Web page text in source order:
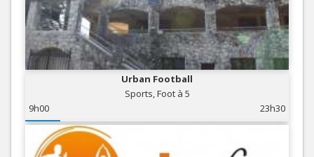
Urban Football
Sports, Foot à 5
9h00
23h30